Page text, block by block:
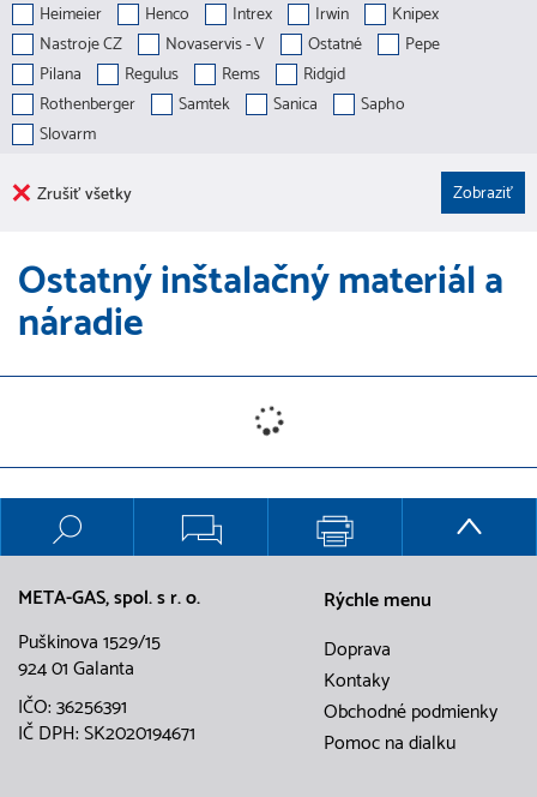
Heimeier
Henco Intrex Irwin
Knipex
Nastroje CZ
Novaservis - V Ostatné
Pepe
Pilana
Regulus Rems
Ridgid
Rothenberger
Samtek Sanica
Sapho
Slovarm
Zrušiť všetky
Ostatný inštalačný materiál a
náradie
META-GAS, spol. s r. o.
Puškinova 1529/15
924 01 Galanta
IČO: 36256391
IČ DPH: SK2020194671
Rýchle menu
Doprava
Kontaky
Obchodné podmienky
Pomoc na dialku